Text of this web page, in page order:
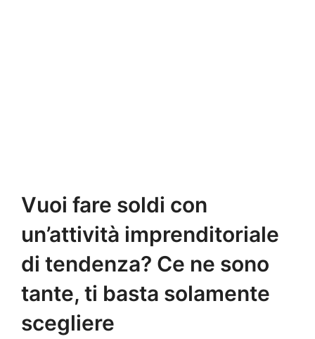
Vuoi fare soldi con
un’attività imprenditoriale
di tendenza? Ce ne sono
tante, ti basta solamente
scegliere